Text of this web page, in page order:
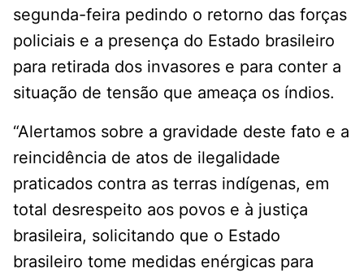
segunda-feira pedindo o retorno das forças
policiais e a presença do Estado brasileiro
para retirada dos invasores e para conter a
situação de tensão que ameaça os índios.
“Alertamos sobre a gravidade deste fato e a
reincidência de atos de ilegalidade
praticados contra as terras indígenas, em
total desrespeito aos povos e à justiça
brasileira, solicitando que o Estado
brasileiro tome medidas enérgicas para